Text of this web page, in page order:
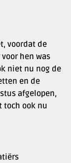
voordat de
hen was
niet nu nog de
en de
afgelopen,
toch ook nu